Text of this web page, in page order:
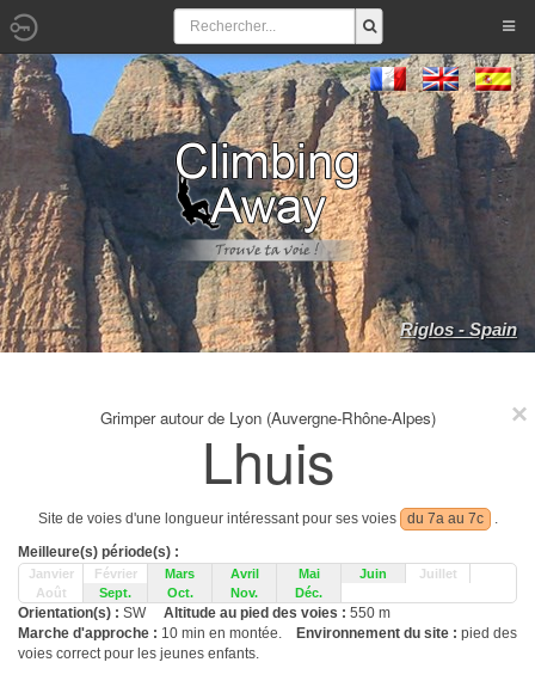
Riglos - Spain
Grimper autour de Lyon (Auvergne-Rhône-Alpes)
Lhuis
Site de voies d'une longueur intéressant pour ses voies du 7a au 7c
.
Meilleure(s) période(s) :
Janvier Février Mars Avril Mai Juin
Juillet
Août
Sept. Oct. Nov. Déc.
Orientation(s) : SW Altitude au pied des voies : 550 m
Marche d'approche : 10 min en montée. Environnement du site : pied des
voies correct pour les jeunes enfants.